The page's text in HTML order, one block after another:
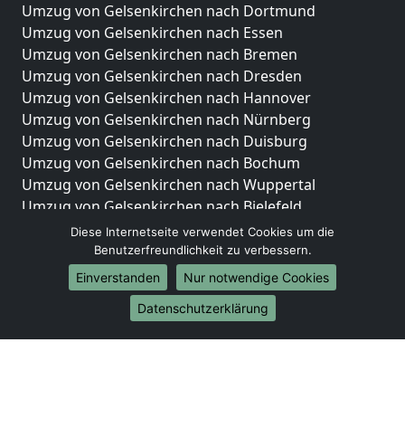
Umzug von Gelsenkirchen nach Dortmund
Umzug von Gelsenkirchen nach Essen
Umzug von Gelsenkirchen nach Bremen
Umzug von Gelsenkirchen nach Dresden
Umzug von Gelsenkirchen nach Hannover
Umzug von Gelsenkirchen nach Nürnberg
Umzug von Gelsenkirchen nach Duisburg
Umzug von Gelsenkirchen nach Bochum
Umzug von Gelsenkirchen nach Wuppertal
Umzug von Gelsenkirchen nach Bielefeld
Umzug von Gelsenkirchen nach Bonn
Umzug von Gelsenkirchen nach Münster
Internationale-Umzüge
Umzug von Gelsenkirchen nach Brasilien
Umzug von Gelsenkirchen nach Brunei Darussalam
Diese Internetseite verwendet Cookies um die
Benutzerfreundlichkeit zu verbessern.
Einverstanden
Nur notwendige Cookies
Datenschutzerklärung